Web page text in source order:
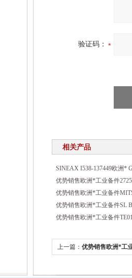
验证码：
相关产品
SINEAX I538-137449欧洲*
优势销售欧洲*工业备件
优势销售欧洲*工业备件
优势销售欧洲*工业备件SL
优势销售欧洲*工业备件
上一篇：优势销售欧洲*工